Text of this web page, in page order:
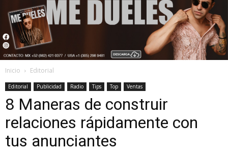
Inicio Editorial
Editorial Publicidad Radio Tips Top Ventas
8 Maneras de construir
relaciones rápidamente con
tus anunciantes